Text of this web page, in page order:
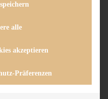
alle
akzeptieren
Präferenzen